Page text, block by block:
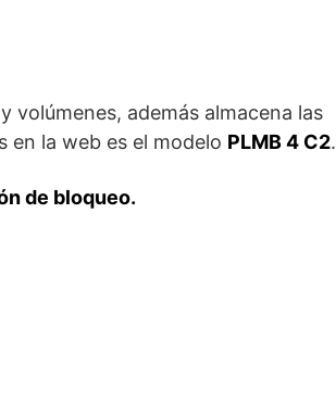
volúmenes, además almacena las
en la web es el modelo PLMB 4 C2.
de bloqueo.